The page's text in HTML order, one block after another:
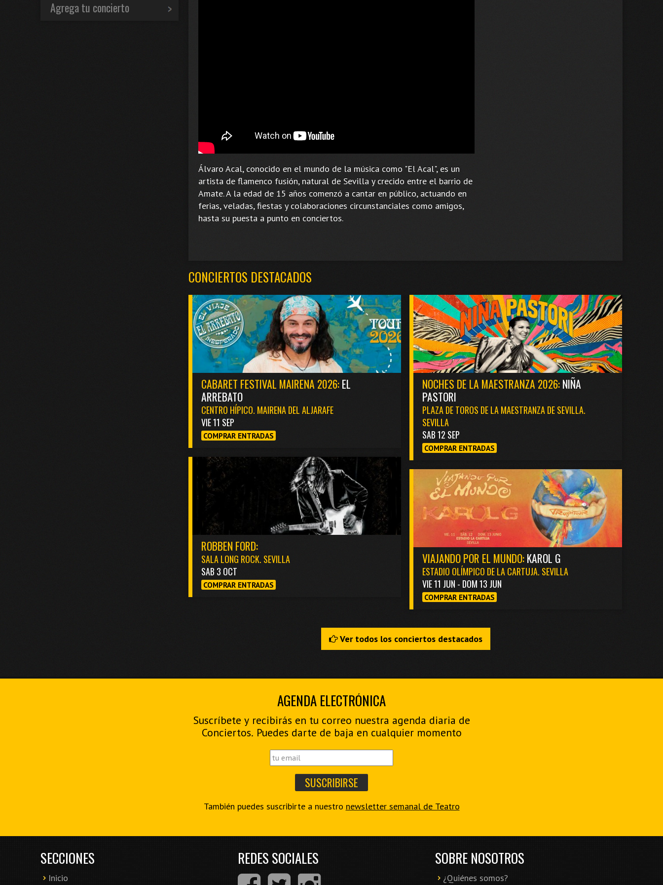
Álvaro Acal, conocido en el mundo de la música como "El Acal", es un
artista de flamenco fusión, natural de Sevilla y crecido entre el barrio de
Amate. A la edad de 15 años comenzó a cantar en público, actuando en
ferias, veladas, fiestas y colaboraciones circunstanciales como amigos,
hasta su puesta a punto en conciertos.
CONCIERTOS DESTACADOS
CABARET FESTIVAL MAIRENA 2026:EL
ARREBATO
CENTRO HÍPICO. MAIRENA DEL ALJARAFE
VIE 11 SEP
COMPRAR ENTRADAS
NOCHES DE LA MAESTRANZA 2026:NIÑA
PASTORI
PLAZA DE TOROS DE LA MAESTRANZA DE SEVILLA.
SEVILLA
SAB 12 SEP
COMPRAR ENTRADAS
ROBBEN FORD:
SALA LONG ROCK. SEVILLA
SAB 3 OCT
COMPRAR ENTRADAS
VIAJANDO POR EL MUNDO:KAROL G
ESTADIO OLÍMPICO DE LA CARTUJA. SEVILLA
VIE 11 JUN - DOM 13 JUN
COMPRAR ENTRADAS
Ver todos los conciertos destacados
Agrega tu concierto
AGENDA ELECTRÓNICA
Suscríbete y recibirás en tu correo nuestra agenda diaria de
Conciertos. Puedes darte de baja en cualquier momento
También puedes suscribirte a nuestro newsletter semanal de Teatro
SECCIONES
Inicio
REDES SOCIALES SOBRE NOSOTROS
¿Quiénes somos?